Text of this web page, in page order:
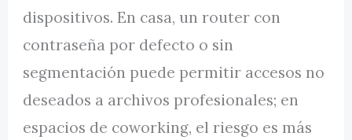
dispositivos. En casa, un router con
contraseña por defecto o sin
segmentación puede permitir accesos no
deseados a archivos profesionales; en
espacios de coworking, el riesgo es más